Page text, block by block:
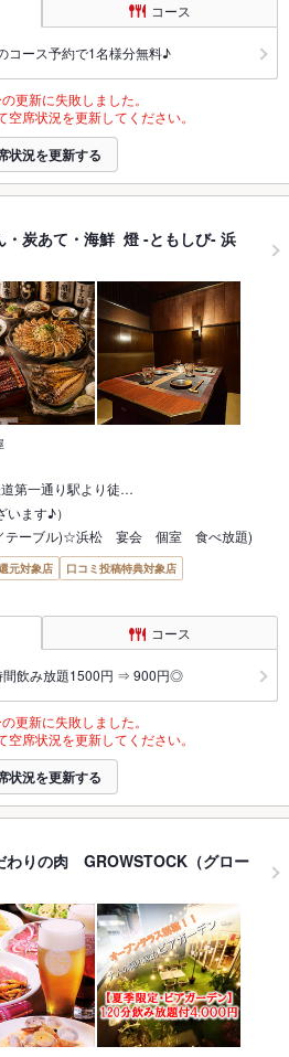
コース
コース予約で1名様分無料♪
更新に失敗しました。
席状況を更新してください。
状況を更新する
・炭あて・海鮮 燈 -ともしび- 浜
第一通り駅より徒…
ます♪）
テーブル)☆浜松 宴会 個室 食べ放題)
元対象店
口コミ投稿特典対象店
コース
間飲み放題1500円 ⇒ 900円◎
更新に失敗しました。
席状況を更新してください。
状況を更新する
わりの肉 GROWSTOCK（グロー